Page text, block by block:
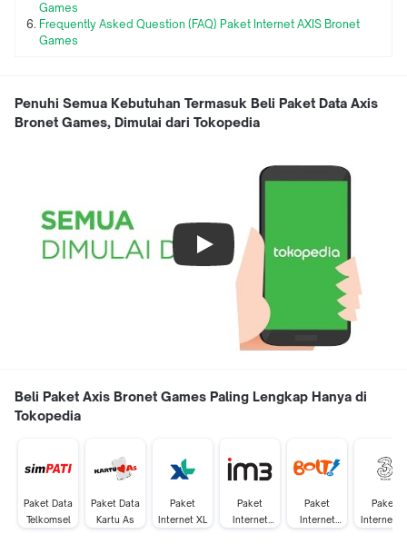
Games
Frequently Asked Question (FAQ) Paket Internet AXIS Bronet
Games
Penuhi Semua Kebutuhan Termasuk Beli Paket Data Axis
Bronet Games, Dimulai dari Tokopedia
Beli Paket Axis Bronet Games Paling Lengkap Hanya di
Tokopedia
Paket Data
Telkomsel
Paket Data
Kartu As
Paket
Internet XL
Paket
Internet
Paket
Internet
Paket
Internet